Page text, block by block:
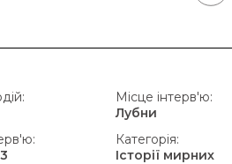
Місце інтерв'ю:
Лубни
Категорія:
Історії мирних